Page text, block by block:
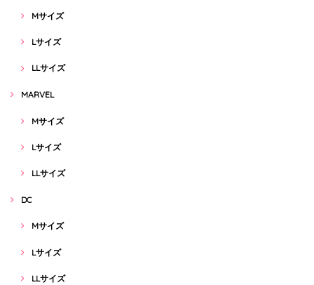
Mサイズ
Lサイズ
LLサイズ
MARVEL
Mサイズ
Lサイズ
LLサイズ
DC
Mサイズ
Lサイズ
LLサイズ